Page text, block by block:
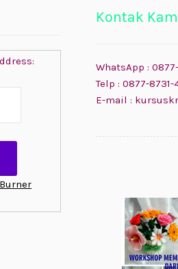
Kontak
WhatsApp :
Telp : 0877-8731-
E-mail :